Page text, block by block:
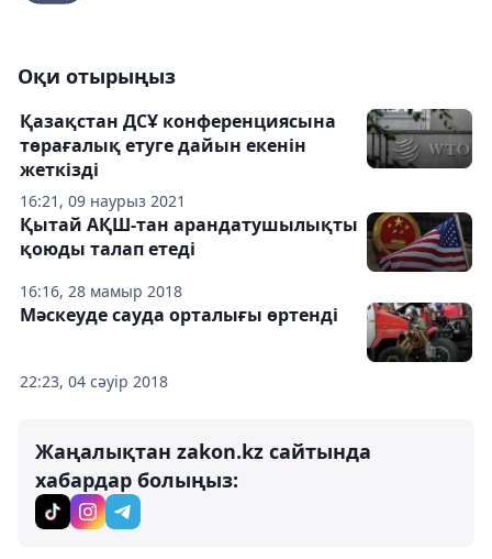
Оқи отырыңыз
16:21, 09 наурыз 2021
Қазақстан ДСҰ конференциясына
төрағалық етуге дайын екенін
жеткізді
16:16, 28 мамыр 2018
Қытай АҚШ-тан арандатушылықты
қоюды талап етеді
22:23, 04 сәуір 2018
Мәскеуде сауда орталығы өртенді
Жаңалықтан zakon.kz сайтында
хабардар болыңыз: